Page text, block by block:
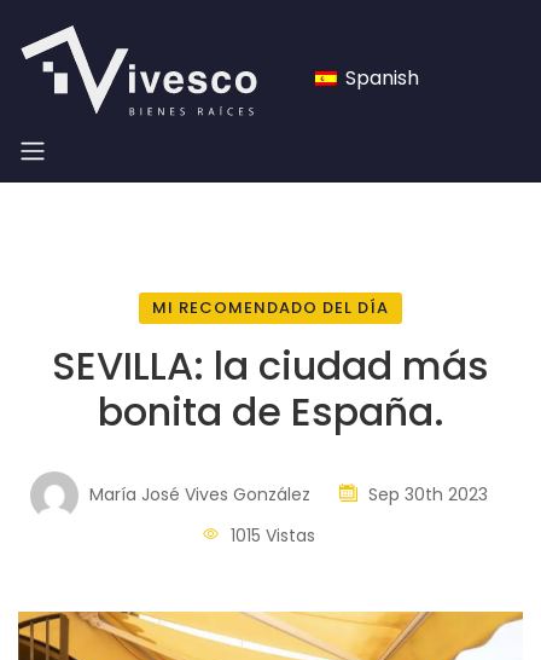
Spanish
MI RECOMENDADO DEL DÍA
SEVILLA: la ciudad más
bonita de España.
María José Vives González
Sep 30th 2023
1015 Vistas